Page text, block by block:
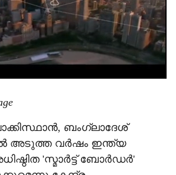
ബംഗ്ലാദേശ്
അടുത്ത വര്‍ഷം ഇന്ത്യ
'സ്മാര്‍ട്ട് ബോര്‍ഡര്‍'